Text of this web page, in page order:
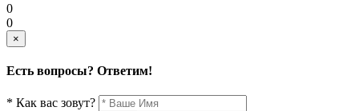
0
0
×
Есть вопросы? Ответим!
* Как вас зовут?